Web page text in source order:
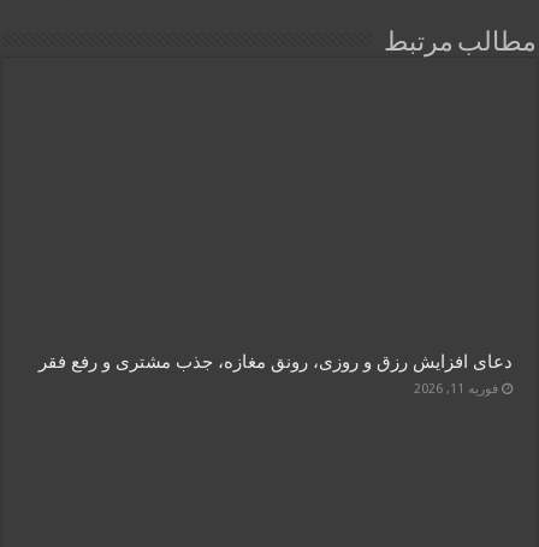
مطالب مرتبط
دعای افزایش رزق و روزی، رونق مغازه، جذب مشتری و رفع فقر
فوریه 11, 2026